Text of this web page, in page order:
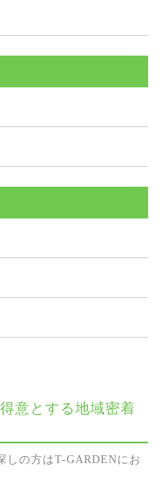
意とする地域密着
しの方はT-GARDENにお